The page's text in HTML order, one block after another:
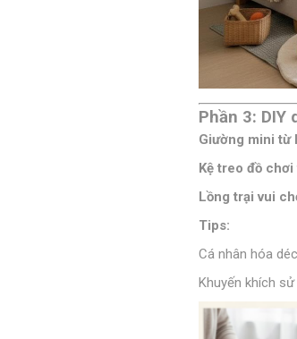
Phần 3: DIY
Giường mini từ
Kệ treo đồ chơi
Lồng trại vui
Tips:
Cá nhân hóa
Khuyến khích